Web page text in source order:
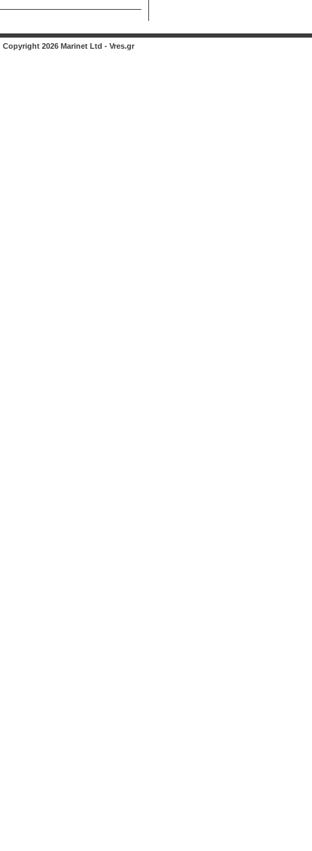
Copyright 2026 Marinet Ltd - Vres.gr